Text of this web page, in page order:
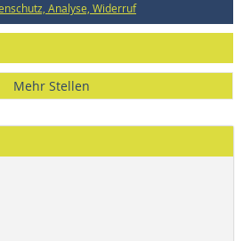
Analyse, Widerruf
Mehr Stellen